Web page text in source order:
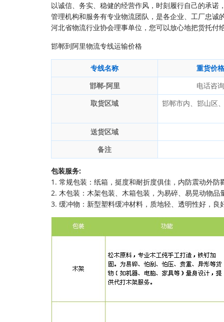
以诚信、务实、稳健的经营作风，时刻履行自己的承
管理机构和服务有专业物流团队，是各企业、工厂忠
河北省物流行业协会理事单位，您可以放心地把货托付
邯郸到阿里物流专线运输价格
专线名称
重货价格
邯郸-阿里
电话咨询
取货区域
邯郸市内、邯山区
送货区域
备注
包装服务:
1. 常规包装：纸箱，挺度和耐折度俱佳，内防震动外防
2. 木包装：木架包装、木箱包装，为易碎、易晃动物品
3. 缓冲物：新型塑料缓冲材料，质地轻、透明性好，良